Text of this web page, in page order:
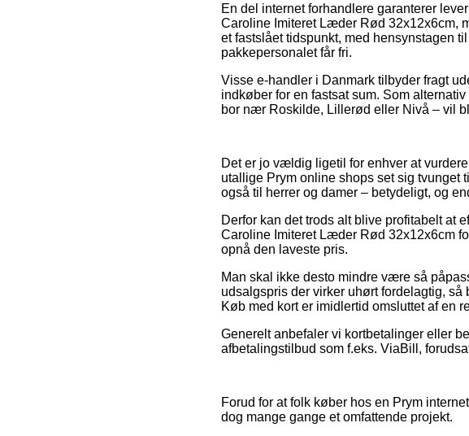
En del internet forhandlere garanterer
Caroline Imiteret Læder Rød 32x12x6cm,
et fastslået tidspunkt, med hensynstagen
pakkepersonalet får fri.
Visse e-handler i Danmark tilbyder fragt
indkøber for en fastsat sum. Som
bor nær Roskilde, Lillerød eller Nivå – vil
Det er jo vældig ligetil for enhver at
utallige Prym online shops set sig
også til herrer og damer – betydeligt, og
Derfor kan det trods alt blive profitabelt at
Caroline Imiteret Læder Rød 32x12x6cm
opnå den laveste pris.
Man skal ikke desto mindre være så
udsalgspris der virker uhørt fordelagtig,
Køb med kort er imidlertid omsluttet af en
Generelt anbefaler vi kortbetalinger eller
afbetalingstilbud som f.eks. ViaBill,
Forud for at folk køber hos en Prym
dog mange gange et omfattende projekt.